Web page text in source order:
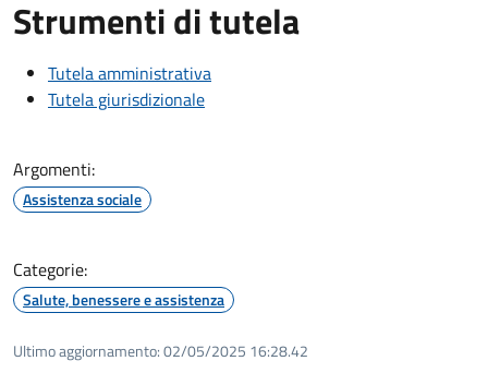
Strumenti di tutela
Tutela amministrativa
Tutela giurisdizionale
Argomenti:
Assistenza sociale
Categorie:
Salute, benessere e assistenza
Ultimo aggiornamento:02/05/2025 16:28.42